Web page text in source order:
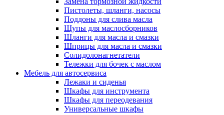
Пистолеты, шланги, насосы
Поддоны для слива масла
Щупы для маслосборников
Шланги для масла и смазки
Шприцы для масла и смазки
Солидолонагнетатели
Тележки для бочек с маслом
Мебель для автосервиса
Лежаки и сиденья
Шкафы для инструмента
Шкафы для переодевания
Универсальные шкафы